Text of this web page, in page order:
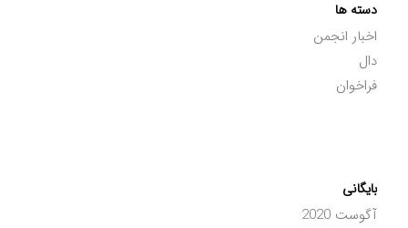
دسته ها
اخبار انجمن
دال
فراخوان
بایگانی
آگوست 2020